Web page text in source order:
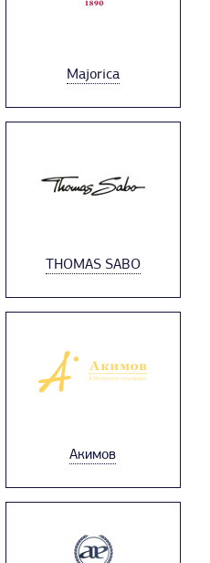
Majorica
THOMAS SABO
Акимов